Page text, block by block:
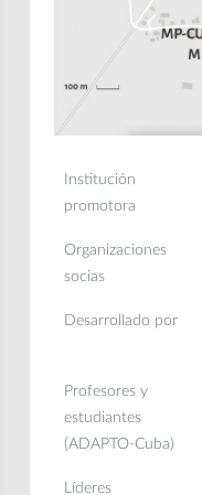
Institución
promotora
Organizaciones
socias
Desarrollado por
Profesores y
estudiantes
(ADAPTO-Cuba)
Líderes